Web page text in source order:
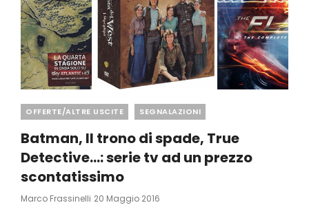
Categories
OFFERTE/ALTRE USCITE SEGNALAZIONI
Batman, Il trono di spade, True
Detective…: serie tv ad un prezzo
scontatissimo
Marco Frassinelli Posted
20 Maggio 2016